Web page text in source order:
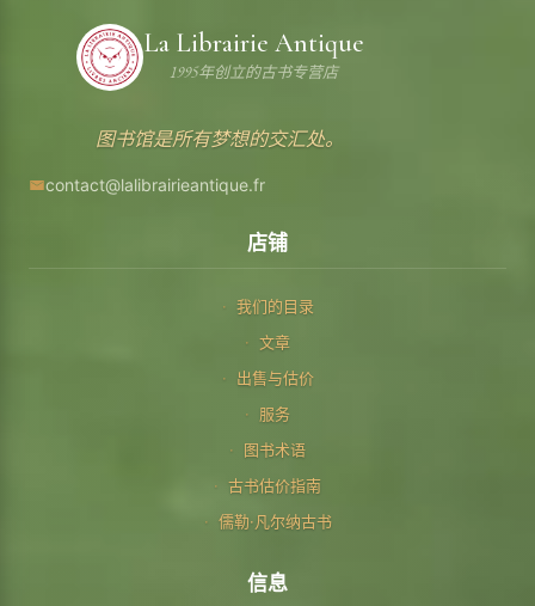
La Librairie Antique
1995年创立的古书专营店
图书馆是所有梦想的交汇处。
contact@lalibrairieantique.fr
店铺
我们的目录
文章
出售与估价
服务
图书术语
古书估价指南
儒勒·凡尔纳古书
信息